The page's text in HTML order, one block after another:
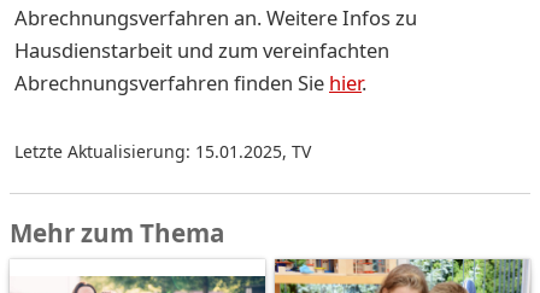
Abrechnungsverfahren an. Weitere Infos zu
Hausdienstarbeit und zum vereinfachten
Abrechnungsverfahren finden Sie hier.
Letzte Aktualisierung: 15.01.2025, TV
Mehr zum Thema